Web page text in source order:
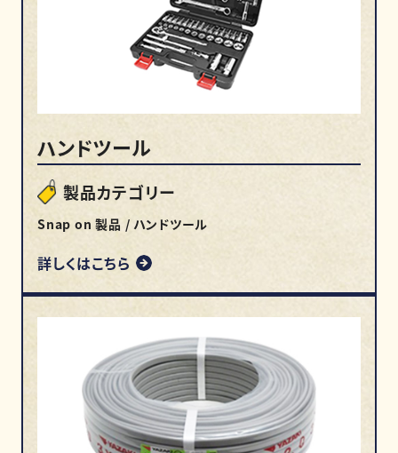
ハンドツール
製品カテゴリー
Snap on 製品 / ハンドツール
詳しくはこちら